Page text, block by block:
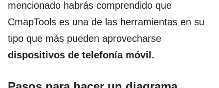
mencionado habrás comprendido que
CmapTools es una de las herramientas en su
tipo que más pueden aprovecharse
dispositivos de telefonía móvil.